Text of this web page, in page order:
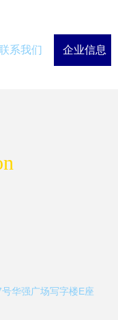
系我们 企业信息
华强广场写字楼E座